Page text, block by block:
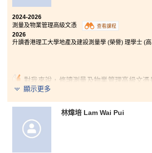
課程⽅⾯，充實的課程架構讓我增加對
識，為升讀⼤學作好準備。課程亦包含⼀
例如⾼/ 低結構歷奇活動，⽽我在參與此
擇去考取相關的教練牌照，由此可⾒課程
規劃亦有不少的幫助。
2024-2026
測量及物業管理高級文憑
查看課程
2026
升讀香港理工大學地產及建設測量學 (榮譽) 理學士 (
對我來說，修讀測量及物業管理高級文憑
的挑戰，也需要很大的決心。作為一名成
業成績及經濟負擔等因素。幸好有家人的
夠堅持到現在。
課程內容讓我加深了對測量業界的認識，
最深刻的是土地法律的應用，讓我了解
顯示更多
林煒培 Lam Wai Pui